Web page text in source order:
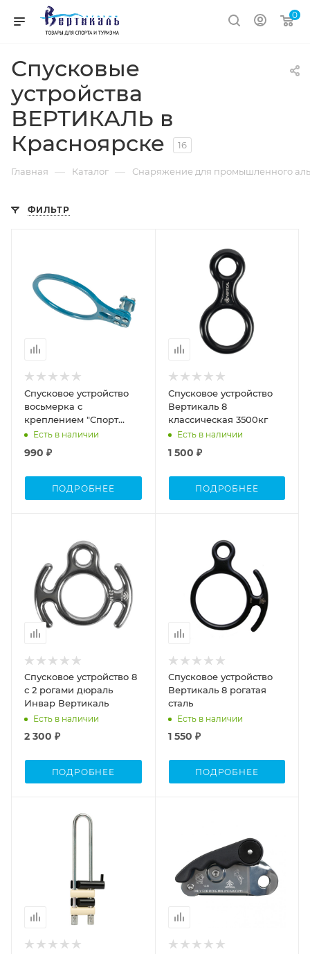
0
Спусковые
устройства
ВЕРТИКАЛЬ в
Красноярске
16
Главная — Каталог — Снаряжение для промышленного
ФИЛЬТР
Спусковое устройство
восьмерка с
креплением "Спорт
туризм"0321
Есть в наличии
990 ₽
ПОДРОБНЕЕ
Спусковое устройство
Вертикаль 8
классическая 3500кг
Есть в наличии
1 500 ₽
ПОДРОБНЕЕ
Спусковое устройство 8
с 2 рогами дюраль
Инвар Вертикаль
Есть в наличии
2 300 ₽
ПОДРОБНЕЕ
Спусковое устройство
Вертикаль 8 рогатая
сталь
Есть в наличии
1 550 ₽
ПОДРОБНЕЕ